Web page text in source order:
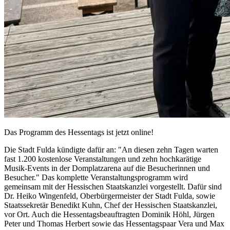
Das Programm des Hessentags ist jetzt online!
Die Stadt Fulda kündigte dafür an: "An diesen zehn Tagen warten
fast 1.200 kostenlose Veranstaltungen und zehn hochkarätige
Musik-Events in der Domplatzarena auf die Besucherinnen und
Besucher." Das komplette Veranstaltungsprogramm wird
gemeinsam mit der Hessischen Staatskanzlei vorgestellt. Dafür sind
Dr. Heiko Wingenfeld, Oberbürgermeister der Stadt Fulda, sowie
Staatssekretär Benedikt Kuhn, Chef der Hessischen Staatskanzlei,
vor Ort. Auch die Hessentagsbeauftragten Dominik Höhl, Jürgen
Peter und Thomas Herbert sowie das Hessentagspaar Vera und Max